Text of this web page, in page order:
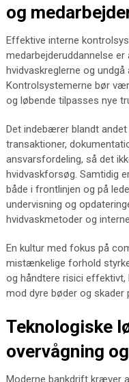
og
Effektive interne
medarbejderuddannelse
hvidvaskreglerne og undgå
Kontrolsystemerne bør
og løbende tilpasses nye
Det indebærer blandt
transaktioner,
ansvarsfordeling, så det
hvidvaskforsøg. Samtidig
både i frontlinjen og på
undervisning og
hvidvaskmetoder og
En kultur med fokus på
mistænkelige forhold
og håndtere risici effektivt,
mod dyre bøder og skader
Teknologiske
overvågning
Moderne bankdrift kræver